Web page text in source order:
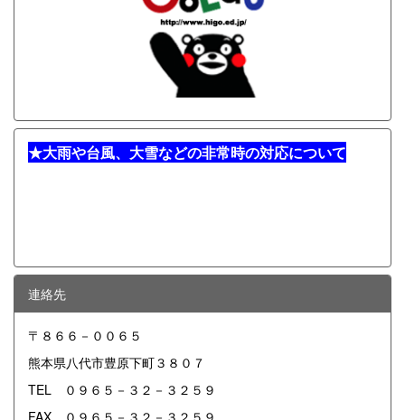
★大雨や台風、大雪などの非常時の対応について
連絡先
〒８６６－００６５
熊本県八代市豊原下町３８０７
TEL ０９６５－３２－３２５９